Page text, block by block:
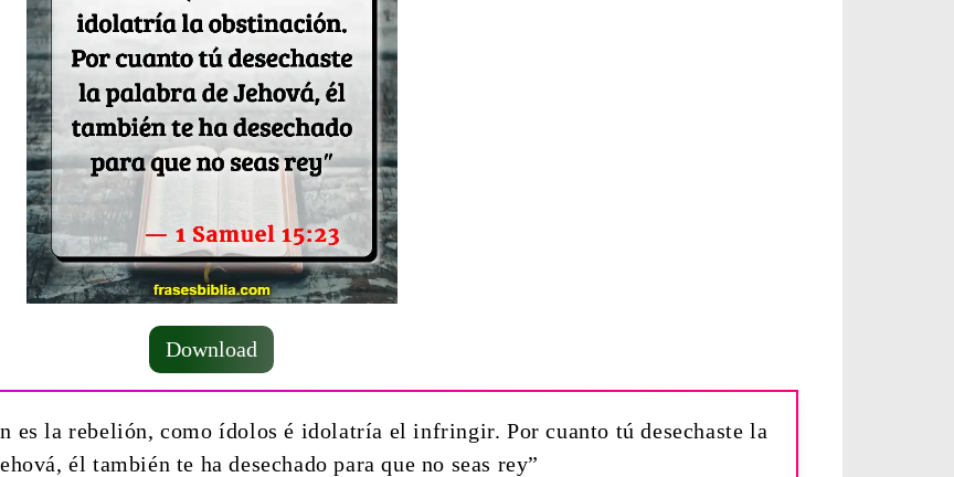
Download
es la rebelión, como ídolos é idolatría el infringir. Por cuanto tú desechaste la
él también te ha desechado para que no seas rey”